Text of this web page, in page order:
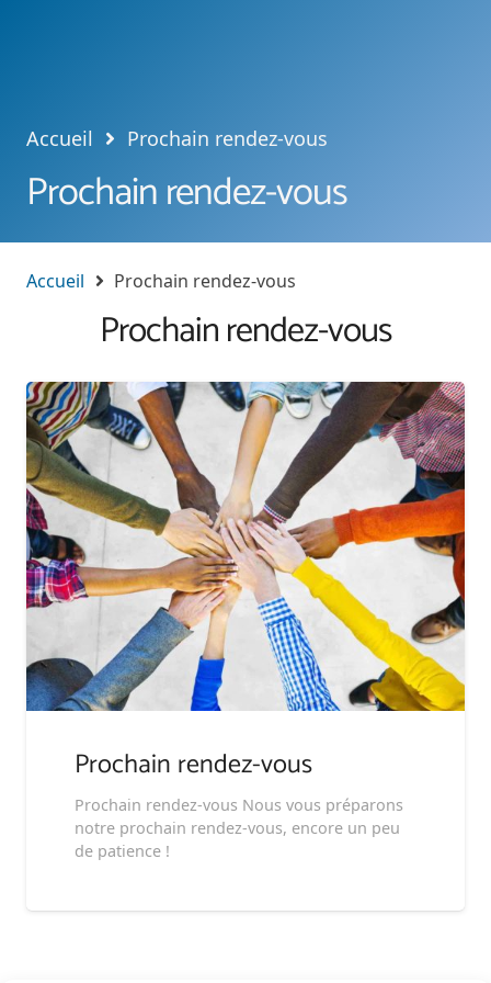
Accueil Prochain rendez-vous
Prochain rendez-vous
Accueil Prochain rendez-vous
Prochain rendez-vous
Prochain rendez-vous
Prochain rendez-vous Nous vous préparons
notre prochain rendez-vous, encore un peu
de patience !